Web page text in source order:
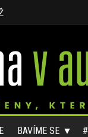
BAVÍME SE